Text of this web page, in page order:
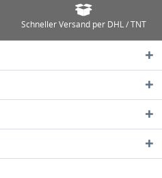
Schneller Versand per DHL / TNT